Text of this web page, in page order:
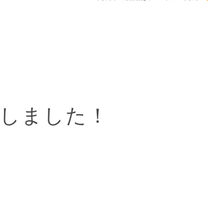
ました！